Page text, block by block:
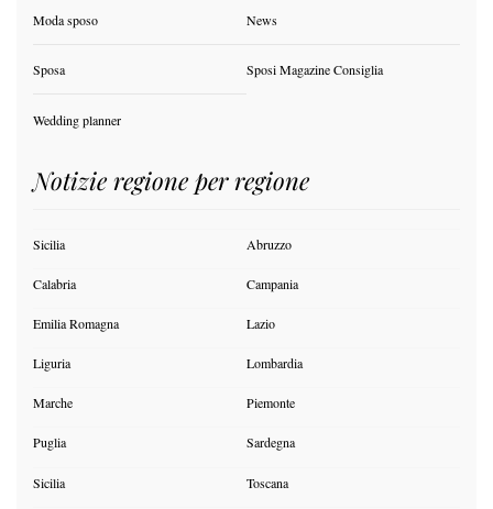
Moda sposo News
Sposa Sposi Magazine Consiglia
Wedding planner
Notizie regione per regione
Sicilia Abruzzo
Calabria Campania
Emilia Romagna Lazio
Liguria Lombardia
Marche Piemonte
Puglia Sardegna
Sicilia Toscana